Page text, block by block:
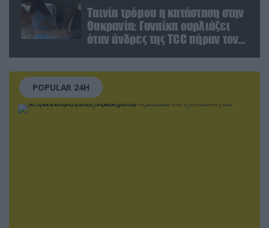
Ταινία τρόμου η κατάσταση στην
Ουκρανία: Γυναίκα ουρλιάζει
όταν άνδρες της TCC πήραν τον
POPULAR 24H